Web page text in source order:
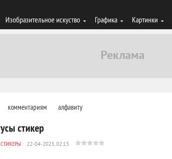
Изобразительное искуство Графика Картинки
комментариям алфавиту
усы стикер
СТИКЕРЫ 22-04-2023, 02:13